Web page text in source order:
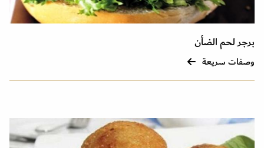
برجر لحم الضأن
وصفات سريعة